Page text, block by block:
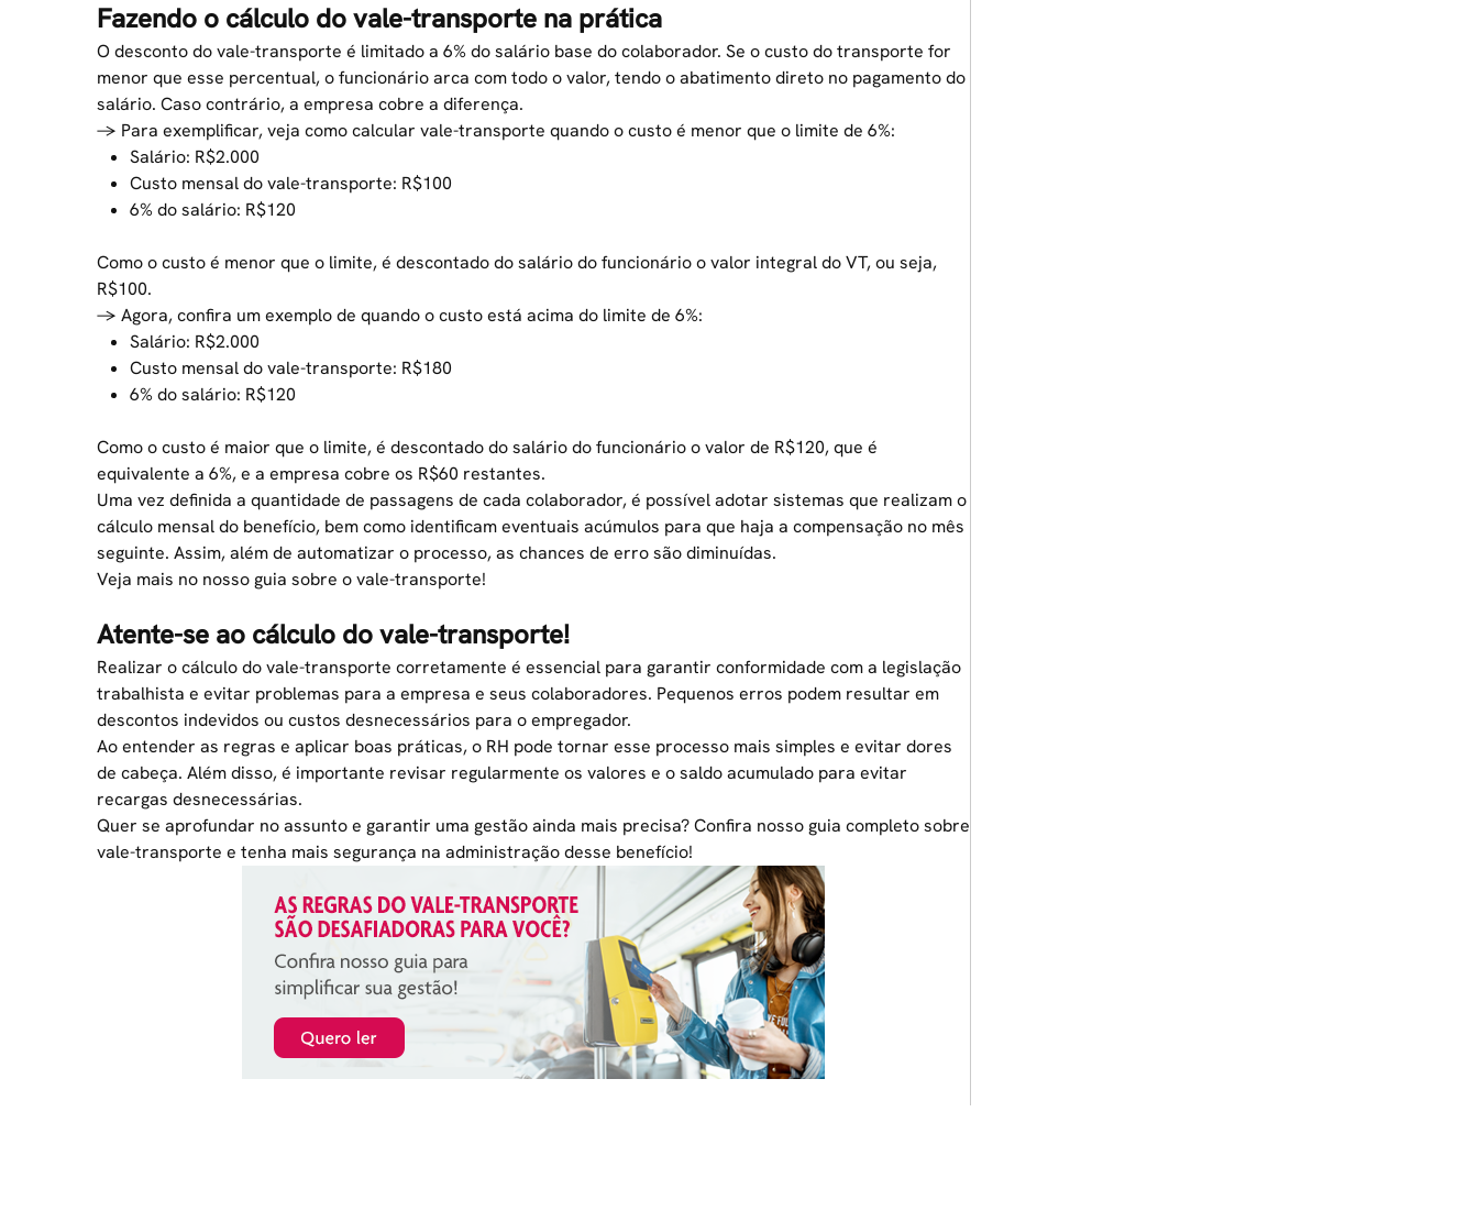
Fazendo o cálculo do vale-transporte na prática
O desconto do vale-transporte é limitado a 6% do salário base do colaborador. Se o custo do transporte for
menor que esse percentual, o funcionário arca com todo o valor, tendo o abatimento direto no pagamento do
salário. Caso contrário, a empresa cobre a diferença.
→ Para exemplificar, veja como calcular vale-transporte quando o custo é menor que o limite de 6%:
Salário: R$2.000
Custo mensal do vale-transporte: R$100
6% do salário: R$120
Como o custo é menor que o limite, é descontado do salário do funcionário o valor integral do VT, ou seja,
R$100.
→ Agora, confira um exemplo de quando o custo está acima do limite de 6%:
Salário: R$2.000
Custo mensal do vale-transporte: R$180
6% do salário: R$120
Como o custo é maior que o limite, é descontado do salário do funcionário o valor de R$120, que é
equivalente a 6%, e a empresa cobre os R$60 restantes.
Uma vez definida a quantidade de passagens de cada colaborador, é possível adotar sistemas que realizam o
cálculo mensal do benefício, bem como identificam eventuais acúmulos para que haja a compensação no mês
seguinte. Assim, além de automatizar o processo, as chances de erro são diminuídas.
Veja mais no nosso guia sobre ovale-transporte!
Atente-se ao cálculo do vale-transporte!
Realizar o cálculo do vale-transporte corretamente é essencial para garantir conformidade com a legislação
trabalhista e evitar problemas para a empresa e seus colaboradores. Pequenos erros podem resultar em
descontos indevidos ou custos desnecessários para o empregador.
Ao entender as regras e aplicar boas práticas, o RH pode tornar esse processo mais simples e evitar dores
de cabeça. Além disso, é importante revisar regularmente os valores e o saldo acumulado para evitar
recargas desnecessárias.
Quer se aprofundar no assunto e garantir uma gestão ainda mais precisa? Confira nosso guia completo sobre
vale-transporte e tenha mais segurança na administração desse benefício!